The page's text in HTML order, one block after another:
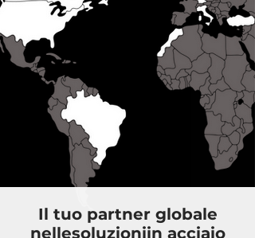
Il tuo partner globale
nellesoluzioniin acciaio